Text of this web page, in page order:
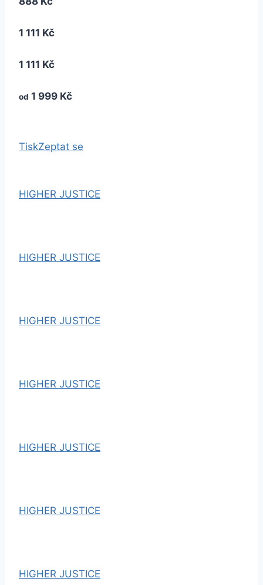
1 111 Kč
1 111 Kč
od 1 999 Kč
TiskZeptat se
HIGHER JUSTICE
HIGHER JUSTICE
HIGHER JUSTICE
HIGHER JUSTICE
HIGHER JUSTICE
HIGHER JUSTICE
HIGHER JUSTICE